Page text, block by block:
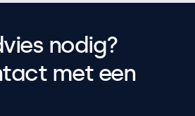
nodig?
met een